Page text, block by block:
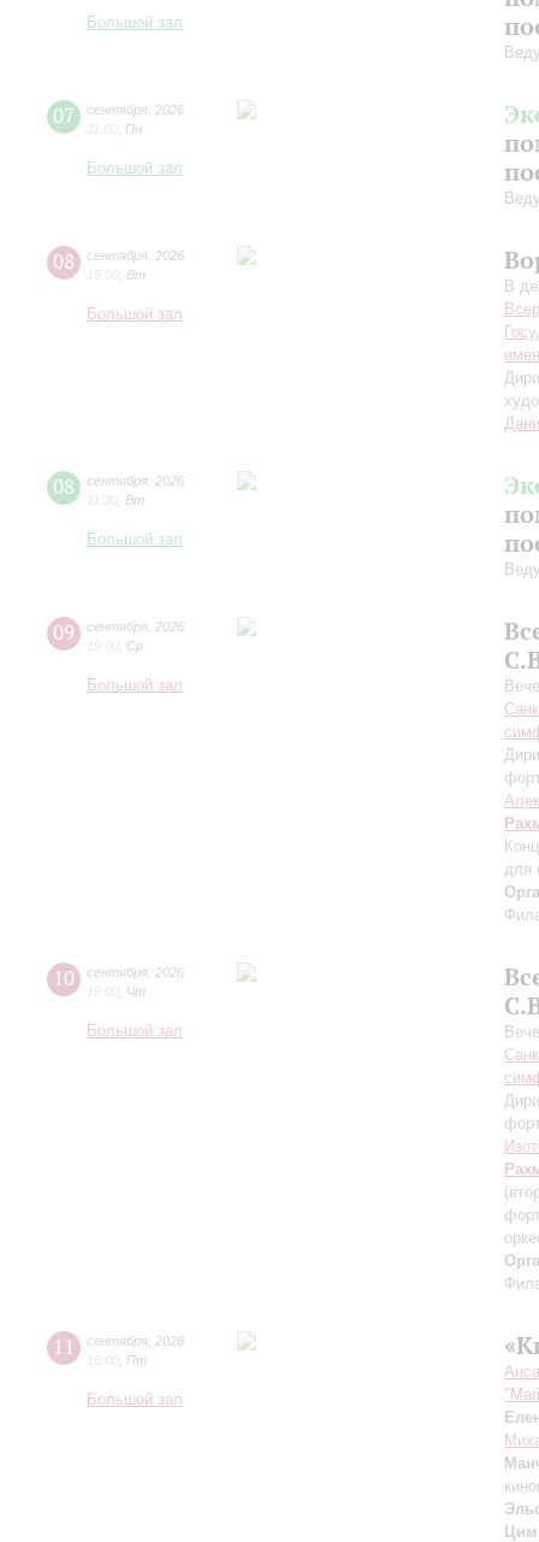
Большой зал
07 сентября 2026
11:00 Пн
Большой зал
08 сентября 2026
19:00 Вт
Большой зал
В
08 сентября 2026
11:30 Вт
Большой зал
09 сентября 2026
19:00 Ср
Большой зал
для
10 сентября 2026
19:00 Чт
Большой зал
11 сентября 2026
16:00 Пт
Большой зал